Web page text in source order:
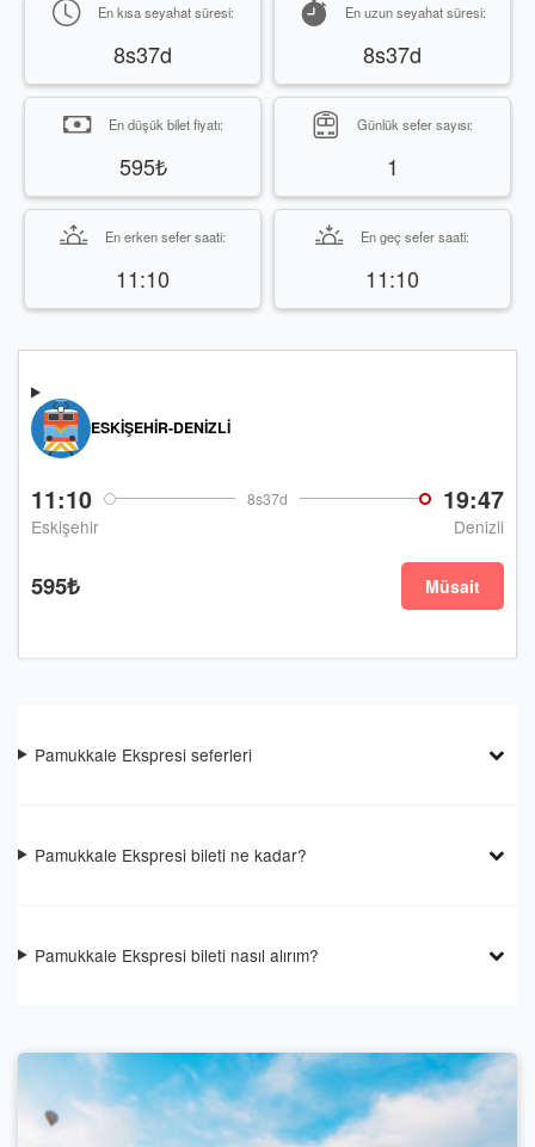
En kısa seyahat süresi:
8s37d
En uzun seyahat süresi:
8s37d
En düşük bilet fiyatı:
595₺
Günlük sefer sayısı:
1
En erken sefer saati:
11:10
En geç sefer saati:
11:10
11:10 8s37d 19:47
Eskişehir Denizli
ESKIŞEHIR-DENIZLI
595₺ Müsait
Pamukkale Ekspresi seferleri
Pamukkale Ekspresi bileti ne kadar?
Pamukkale Ekspresi bileti nasıl alırım?